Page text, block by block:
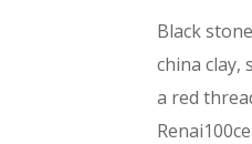
Black
china clay,
a red